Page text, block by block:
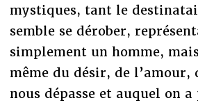
mystiques, tant le
semble se dérober,
simplement un homme,
même du désir, de l’amour,
nous dépasse et auquel on